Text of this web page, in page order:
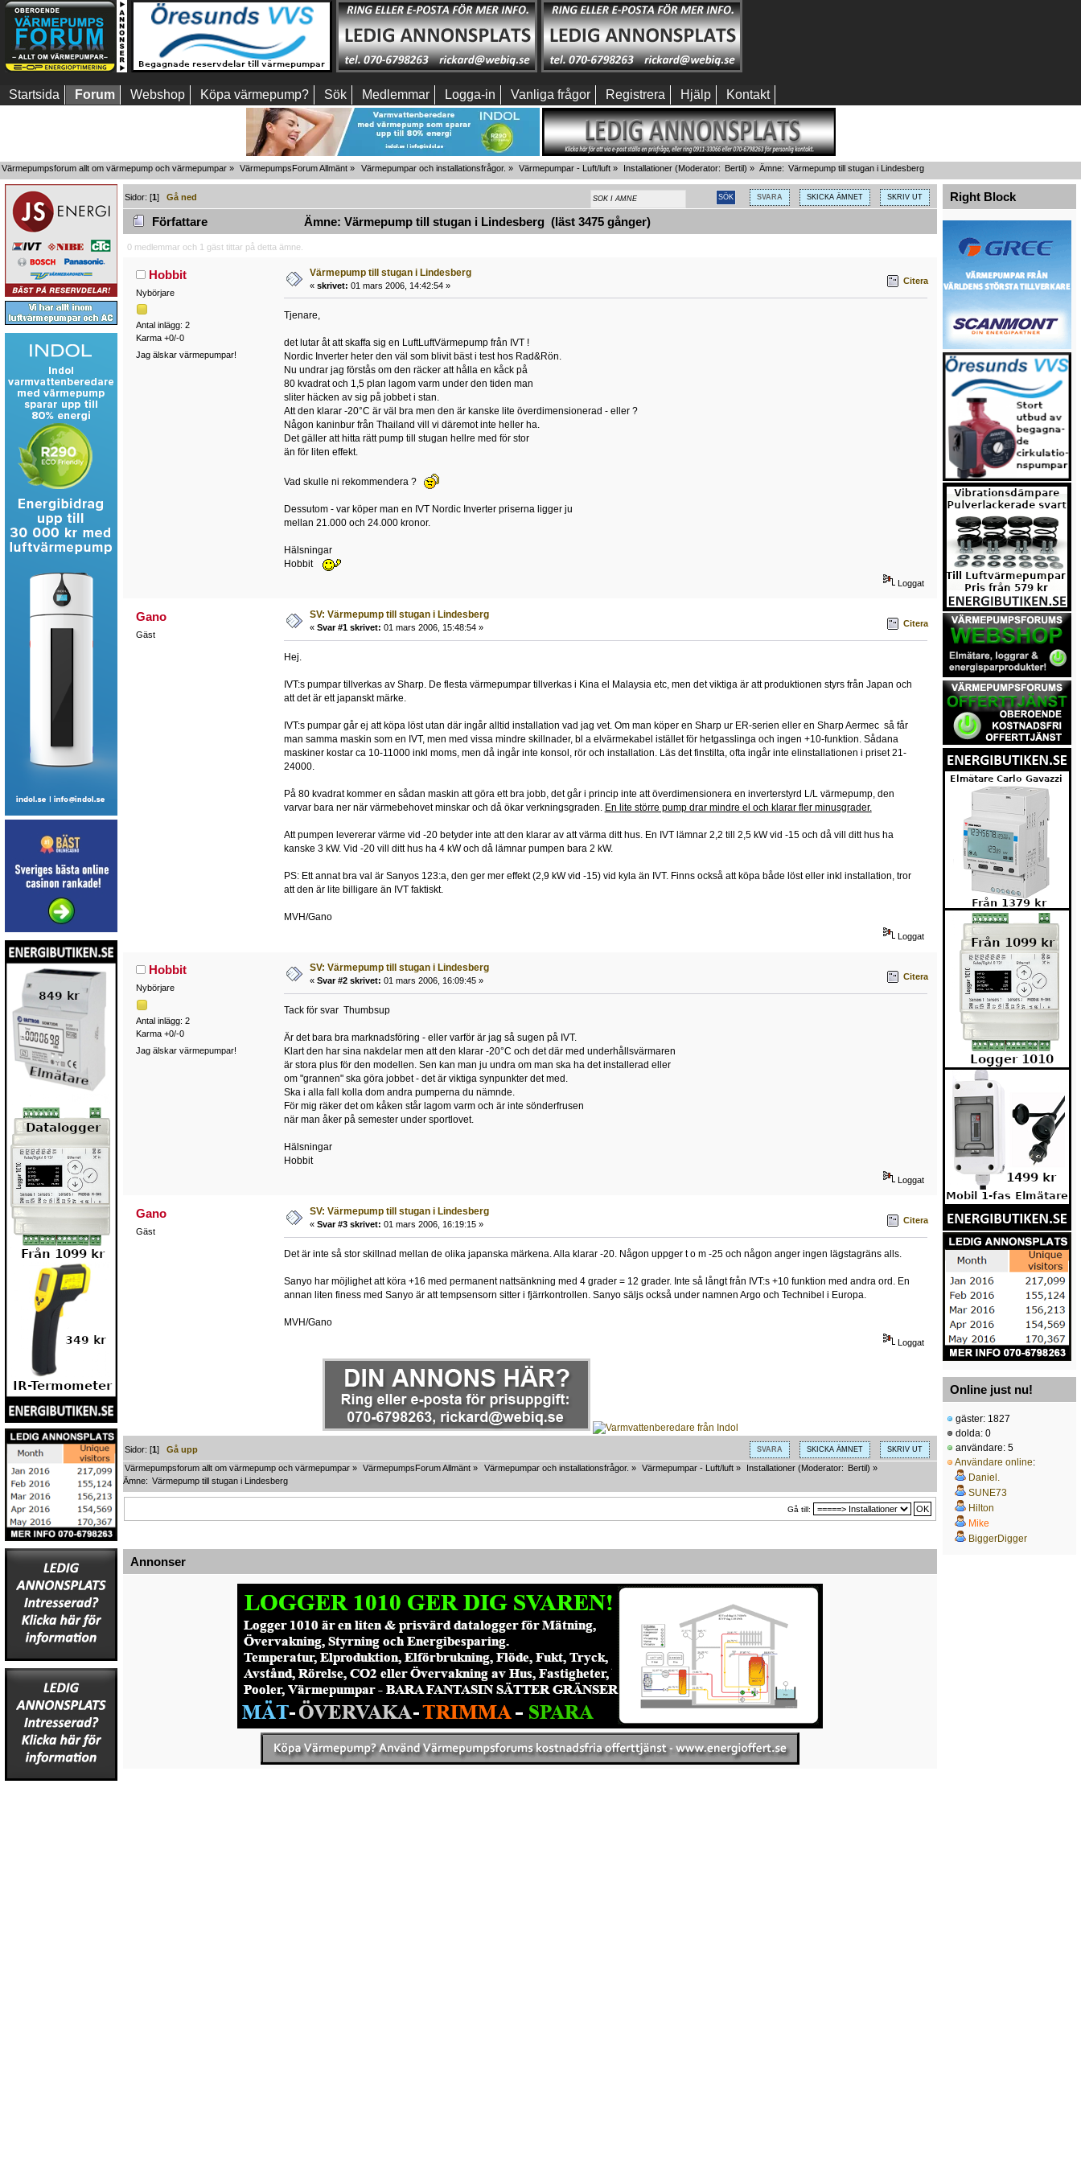
Startsida Forum Webshop Köpa värmepump? Sök Medlemmar Logga-in Vanliga frågor Registrera Hjälp Kontakt
Värmepumpsforum allt om värmepump och värmepumpar » VärmepumpsForum Allmänt » Värmepumpar och installationsfrågor. » Värmepumpar - Luft/luft» Installationer (Moderator: Bertil) » Ämne: Värmepump till stugan i Lindesberg
SVARA SKICKA ÄMNET SKRIV UT
Sidor: [1]Gå ned
Författare Ämne: Värmepump till stugan i Lindesberg (läst 3475 gånger)
0 medlemmar och 1 gäst tittar på detta ämne.
Hobbit
Nybörjare
Antal inlägg: 2
Karma +0/-0
Jag älskar värmepumpar!
Värmepump till stugan i Lindesberg
« skrivet: 01 mars 2006, 14:42:54 » Citera
Tjenare,
det lutar åt att skaffa sig en LuftLuftVärmepump från IVT !
Nordic Inverter heter den väl som blivit bäst i test hos Rad&Rön.
Nu undrar jag förstås om den räcker att hålla en kåck på
80 kvadrat och 1,5 plan lagom varm under den tiden man
sliter häcken av sig på jobbet i stan.
Att den klarar -20°C är väl bra men den är kanske lite överdimensionerad - eller ?
Någon kaninbur från Thailand vill vi däremot inte heller ha.
Det gäller att hitta rätt pump till stugan hellre med för stor
än för liten effekt.
Vad skulle ni rekommendera ?
Dessutom - var köper man en IVT Nordic Inverter priserna ligger ju
mellan 21.000 och 24.000 kronor.
Hälsningar
Hobbit
Loggat
Gano
Gäst
SV: Värmepump till stugan i Lindesberg
« Svar #1 skrivet: 01 mars 2006, 15:48:54 » Citera
Hej.
IVT:s pumpar tillverkas av Sharp. De flesta värmepumpar tillverkas i Kina el Malaysia etc, men det viktiga är att produktionen styrs från Japan och
att det är ett japanskt märke.
IVT:s pumpar går ej att köpa löst utan där ingår alltid installation vad jag vet. Om man köper en Sharp ur ER-serien eller en Sharp Aermec så får
man samma maskin som en IVT, men med vissa mindre skillnader, bl a elvärmekabel istället för hetgasslinga och ingen +10-funktion. Sådana
maskiner kostar ca 10-11000 inkl moms, men då ingår inte konsol, rör och installation. Läs det finstilta, ofta ingår inte elinstallationen i priset 21-
24000.
På 80 kvadrat kommer en sådan maskin att göra ett bra jobb, det går i princip inte att överdimensionera en inverterstyrd L/L värmepump, den
varvar bara ner när värmebehovet minskar och då ökar verkningsgraden. En lite större pump drar mindre el och klarar fler minusgrader.
Att pumpen levererar värme vid -20 betyder inte att den klarar av att värma ditt hus. En IVT lämnar 2,2 till 2,5 kW vid -15 och då vill ditt hus ha
kanske 3 kW. Vid -20 vill ditt hus ha 4 kW och då lämnar pumpen bara 2 kW.
PS: Ett annat bra val är Sanyos 123:a, den ger mer effekt (2,9 kW vid -15) vid kyla än IVT. Finns också att köpa både löst eller inkl installation, tror
att den är lite billigare än IVT faktiskt.
MVH/Gano
Loggat
Hobbit
Nybörjare
Antal inlägg: 2
Karma +0/-0
Jag älskar värmepumpar!
SV: Värmepump till stugan i Lindesberg
« Svar #2 skrivet: 01 mars 2006, 16:09:45 » Citera
Tack för svar Thumbsup
Är det bara bra marknadsföring - eller varför är jag så sugen på IVT.
Klart den har sina nakdelar men att den klarar -20°C och det där med underhållsvärmaren
är stora plus för den modellen. Sen kan man ju undra om man ska ha det installerad eller
om "grannen" ska göra jobbet - det är viktiga synpunkter det med.
Ska i alla fall kolla dom andra pumperna du nämnde.
För mig räker det om kåken står lagom varm och är inte sönderfrusen
när man åker på semester under sportlovet.
Hälsningar
Hobbit
Loggat
Gano
Gäst
SV: Värmepump till stugan i Lindesberg
« Svar #3 skrivet: 01 mars 2006, 16:19:15 » Citera
Det är inte så stor skillnad mellan de olika japanska märkena. Alla klarar -20. Någon uppger t o m -25 och någon anger ingen lägstagräns alls.
Sanyo har möjlighet att köra +16 med permanent nattsänkning med 4 grader = 12 grader. Inte så långt från IVT:s +10 funktion med andra ord. En
annan liten finess med Sanyo är att tempsensorn sitter i fjärrkontrollen. Sanyo säljs också under namnen Argo och Technibel i Europa.
MVH/Gano
Loggat
SVARA SKICKA ÄMNET SKRIV UT
Sidor: [1]Gå upp
Värmepumpsforum allt om värmepump och värmepumpar » VärmepumpsForum Allmänt » Värmepumpar och installationsfrågor. » Värmepumpar - Luft/luft» Installationer (Moderator: Bertil) »
Ämne: Värmepump till stugan i Lindesberg
Gå till:
Annonser
Right Block
Online just nu!
gäster: 1827
dolda: 0
användare: 5
Användare online:
Daniel.
SUNE73
Hilton
Mike
BiggerDigger